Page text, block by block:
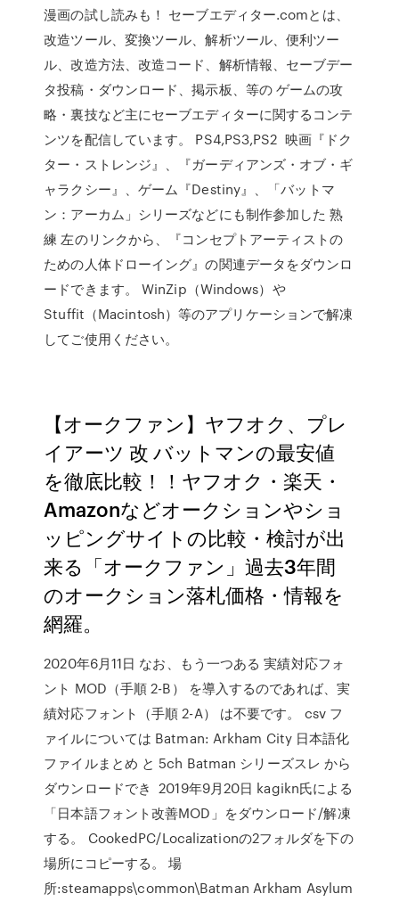
漫画の試し読みも！ セーブエディター.comとは、
改造ツール、変換ツール、解析ツール、便利ツー
ル、改造方法、改造コード、解析情報、セーブデー
タ投稿・ダウンロード、掲示板、等の ゲームの攻
略・裏技など主にセーブエディターに関するコンテ
ンツを配信しています。 PS4,PS3,PS2 映画『ドク
ター・ストレンジ』、『ガーディアンズ・オブ・ギ
ャラクシー』、ゲーム『Destiny』、「バットマ
ン：アーカム」シリーズなどにも制作参加した 熟
練 左のリンクから、『コンセプトアーティストの
ための人体ドローイング』の関連データをダウンロ
ードできます。 WinZip（Windows）や
Stuffit（Macintosh）等のアプリケーションで解凍
してご使用ください。
【オークファン】ヤフオク、プレ
イアーツ 改 バットマンの最安値
を徹底比較！！ヤフオク・楽天・
Amazonなどオークションやショ
ッピングサイトの比較・検討が出
来る「オークファン」過去3年間
のオークション落札価格・情報を
網羅。
2020年6月11日 なお、もう一つある 実績対応フォ
ント MOD（手順 2-B） を導入するのであれば、実
績対応フォント（手順 2-A） は不要です。 csv フ
ァイルについては Batman: Arkham City 日本語化
ファイルまとめ と 5ch Batman シリーズスレ から
ダウンロードでき 2019年9月20日 kagikn氏による
「日本語フォント改善MOD」をダウンロード/解凍
する。 CookedPC/Localizationの2フォルダを下の
場所にコピーする。 場
所:steamapps\common\Batman Arkham Asylum